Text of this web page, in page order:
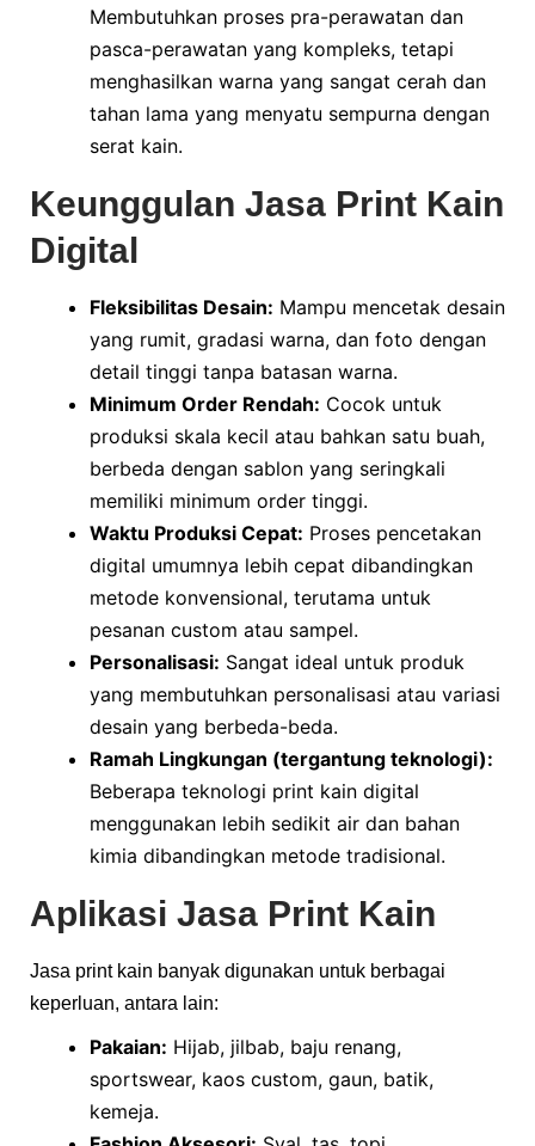
Membutuhkan proses pra-perawatan dan
pasca-perawatan yang kompleks, tetapi
menghasilkan warna yang sangat cerah dan
tahan lama yang menyatu sempurna dengan
serat kain.
Keunggulan Jasa Print Kain
Digital
Fleksibilitas Desain: Mampu mencetak desain
yang rumit, gradasi warna, dan foto dengan
detail tinggi tanpa batasan warna.
Minimum Order Rendah: Cocok untuk
produksi skala kecil atau bahkan satu buah,
berbeda dengan sablon yang seringkali
memiliki minimum order tinggi.
Waktu Produksi Cepat: Proses pencetakan
digital umumnya lebih cepat dibandingkan
metode konvensional, terutama untuk
pesanan custom atau sampel.
Personalisasi: Sangat ideal untuk produk
yang membutuhkan personalisasi atau variasi
desain yang berbeda-beda.
Ramah Lingkungan (tergantung teknologi):
Beberapa teknologi print kain digital
menggunakan lebih sedikit air dan bahan
kimia dibandingkan metode tradisional.
Aplikasi Jasa Print Kain
Jasa print kain banyak digunakan untuk berbagai
keperluan, antara lain:
Pakaian: Hijab, jilbab, baju renang,
sportswear, kaos custom, gaun, batik,
kemeja.